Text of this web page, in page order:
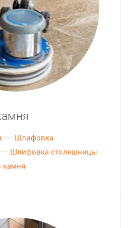
Шлифовка
Шлифовка столешницы
камня